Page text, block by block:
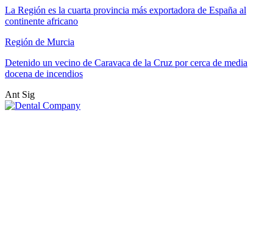
La Región es la cuarta provincia más exportadora de España al
continente africano
Región de Murcia
Detenido un vecino de Caravaca de la Cruz por cerca de media
docena de incendios
Ant Sig